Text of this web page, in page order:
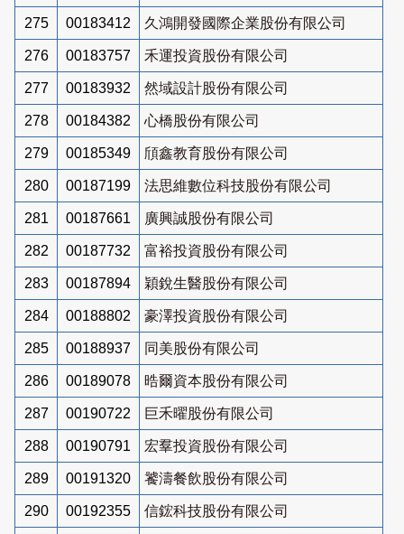
275 00183412 久鴻開發國際企業股份有限公司
276 00183757 禾運投資股份有限公司
277 00183932 然域設計股份有限公司
278 00184382 心橋股份有限公司
279 00185349 頎鑫教育股份有限公司
280 00187199 法思維數位科技股份有限公司
281 00187661 廣興誠股份有限公司
282 00187732 富裕投資股份有限公司
283 00187894 穎銳生醫股份有限公司
284 00188802 豪澤投資股份有限公司
285 00188937 同美股份有限公司
286 00189078 晧爾資本股份有限公司
287 00190722 巨禾曜股份有限公司
288 00190791 宏羣投資股份有限公司
289 00191320 饕濤餐飲股份有限公司
290 00192355 信鋐科技股份有限公司